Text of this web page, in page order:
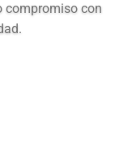
compromiso con